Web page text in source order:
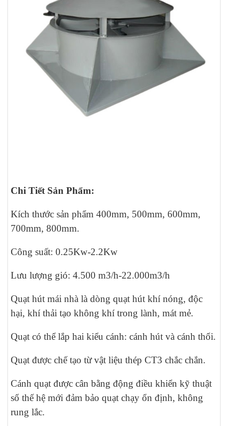
Chi Tiết Sản Phẩm:
Kích thước sản phẩm 400mm, 500mm, 600mm,
700mm, 800mm.
Công suất: 0.25Kw-2.2Kw
Lưu lượng gió: 4.500 m3/h-22.000m3/h
Quạt hút mái nhà là dòng quạt hút khí nóng, độc
hại, khí thải tạo không khí trong lành, mát mẻ.
Quạt có thể lắp hai kiểu cánh: cánh hút và cánh thổi.
Quạt được chế tạo từ vật liệu thép CT3 chắc chắn.
Cánh quạt được cân bằng động điều khiển kỹ thuật
số thế hệ mới đảm bảo quạt chạy ổn định, không
rung lắc.